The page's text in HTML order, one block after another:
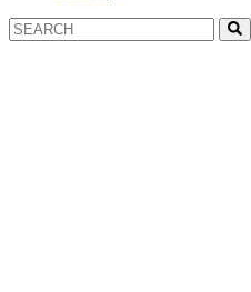
Search
for: